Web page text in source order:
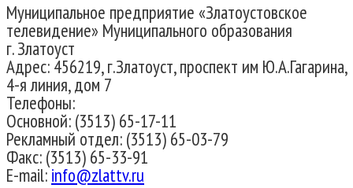
Муниципальное предприятие «Златоустовское
телевидение» Муниципального образования
г. Златоуст
Адрес: 456219, г.Златоуст, проспект им Ю.А.Гагарина,
4-я линия, дом 7
Телефоны:
Основной: (3513) 65-17-11
Рекламный отдел: (3513) 65-03-79
Факс: (3513) 65-33-91
E-mail:info@zlattv.ru